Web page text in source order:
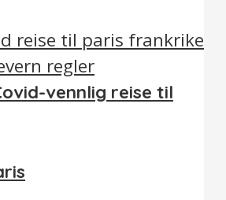
vennlig reise til